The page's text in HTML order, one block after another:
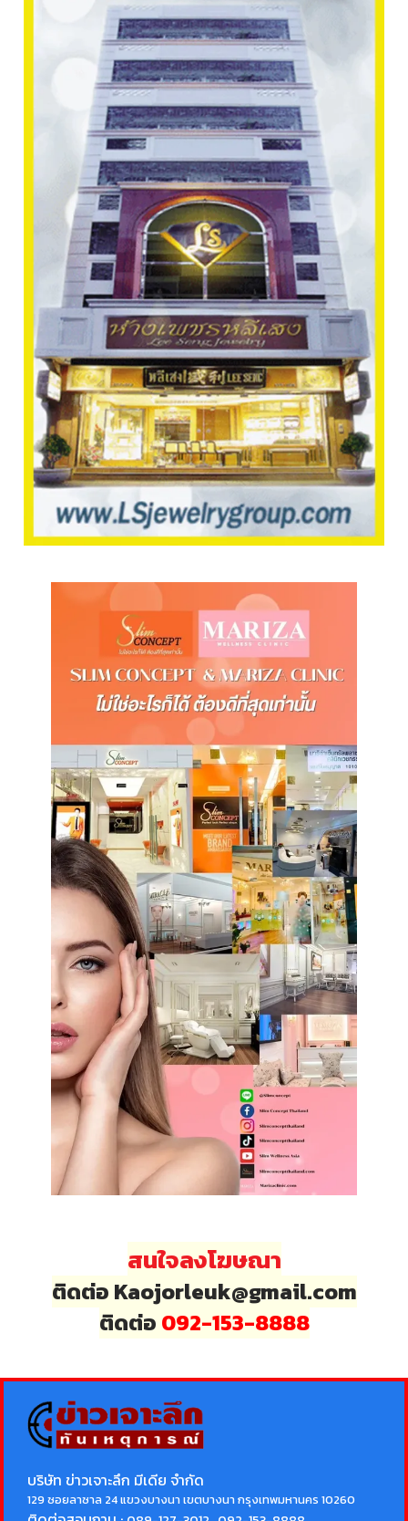
สนใจลงโฆษณา
ติดต่อ Kaojorleuk@gmail.com
ติดต่อ 092-153-8888
บริษัท ข่าวเจาะลึก มีเดีย จำกัด
129 ซอยลาซาล 24 แขวงบางนา เขตบางนา กรุงเทพมหานคร 10260